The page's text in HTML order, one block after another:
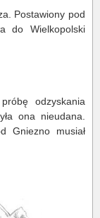
Postawiony pod
do Wielkopolski
odzyskania
ona nieudana.
Gniezno musiał